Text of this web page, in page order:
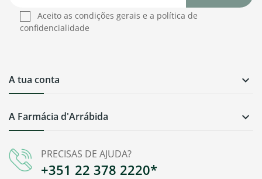
PRECISAS DE AJUDA?
+351 22 378 2220*
A Farmácia d'Arrábida 
A tua conta 
Aceito as condições gerais e a política de
confidencialidade